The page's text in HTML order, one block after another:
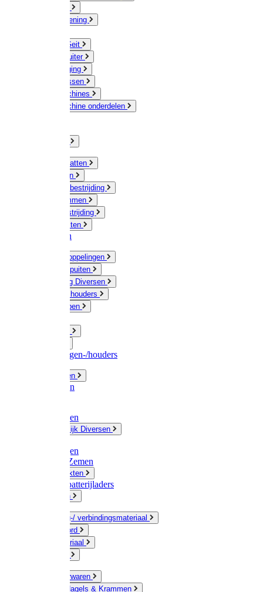
Voervoorziening
Schaap / Geit
Paard & Ruiter
Veeverzorging
Scheermessen
Scheermachines
Scheermachine onderdelen
Muizen / Ratten
Drukspuiten
Ongediertebestrijding
Mollenklemmen
Onkruidbestrijding
Vliegenkasten
Meststoffen
Messing koppelingen
Gieters / Spuiten
Besproeiing Diversen
Slangen & houders
Waterpompen
Slangenwagen-/houders
Olie / Vetten
Chemicalien
Plasticzakken
Huishoudelijk Diversen
Zaksluitingen
Sponzen / Zemen
Zeepprodukten
Batterij & batterijladers
Zaklampen
Verpakking-/ verbindingsmateriaal
Touw / Koord
Afdekmateriaal
Kleine ijzerwaren
Spijkers, Nagels & Krammen